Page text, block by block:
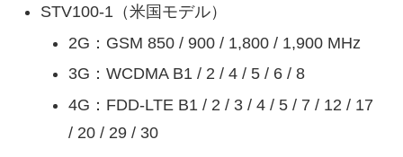
STV100-1（米国モデル）
2G：GSM 850 / 900 / 1,800 / 1,900 MHz
3G：WCDMA B1 / 2 / 4 / 5 / 6 / 8
4G：FDD-LTE B1 / 2 / 3 / 4 / 5 / 7 / 12 / 17
/ 20 / 29 / 30